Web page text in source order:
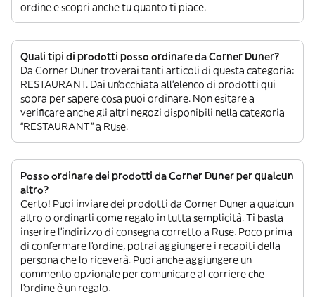
ordine e scopri anche tu quanto ti piace.
Quali tipi di prodotti posso ordinare da Corner Duner?
Da Corner Duner troverai tanti articoli di questa categoria:
RESTAURANT. Dai un’occhiata all’elenco di prodotti qui
sopra per sapere cosa puoi ordinare. Non esitare a
verificare anche gli altri negozi disponibili nella categoria
“RESTAURANT” a Ruse.
Posso ordinare dei prodotti da Corner Duner per qualcun
altro?
Certo! Puoi inviare dei prodotti da Corner Duner a qualcun
altro o ordinarli come regalo in tutta semplicità. Ti basta
inserire l’indirizzo di consegna corretto a Ruse. Poco prima
di confermare l’ordine, potrai aggiungere i recapiti della
persona che lo riceverà. Puoi anche aggiungere un
commento opzionale per comunicare al corriere che
l’ordine è un regalo.